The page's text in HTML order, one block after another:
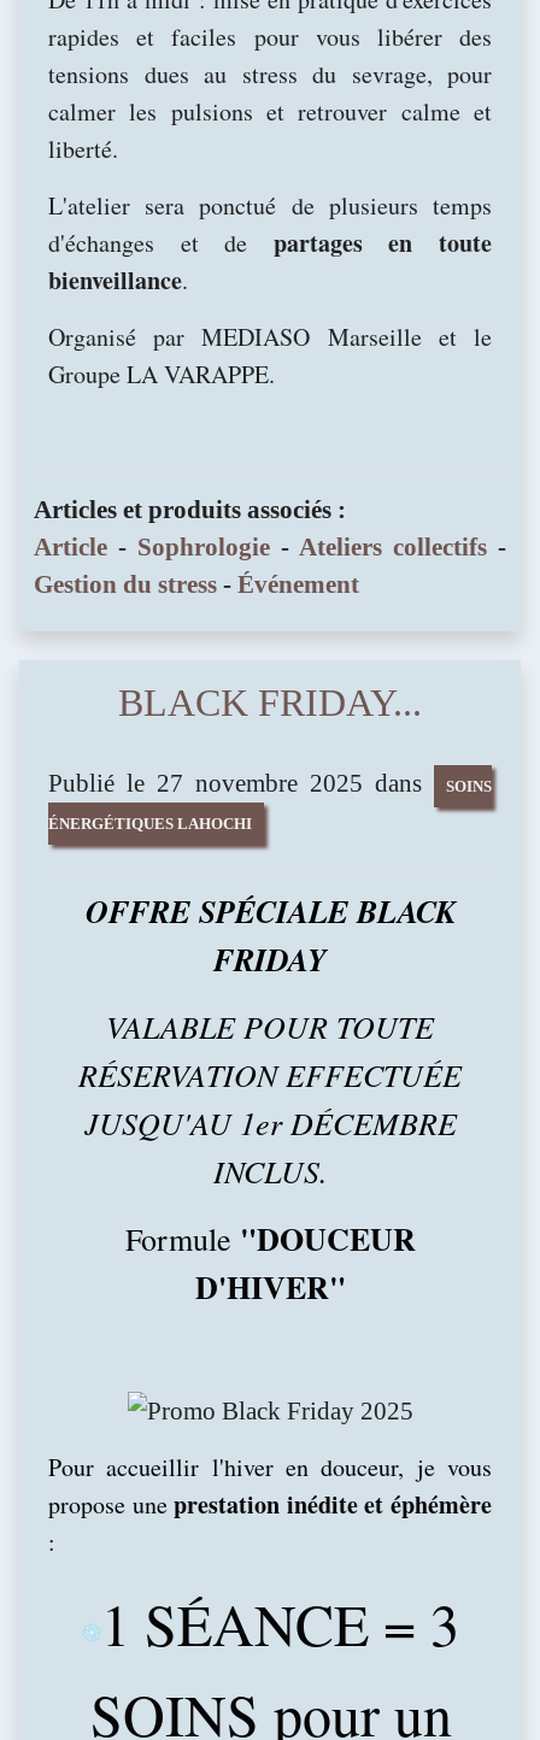
rapides et faciles pour vous libérer des
tensions dues au stress du sevrage, pour
calmer les pulsions et retrouver calme et
liberté.
L'atelier sera ponctué de plusieurs temps
d'échanges et de partages en toute
bienveillance.
Organisé par MEDIASO Marseille et le
Groupe LA VARAPPE.
Articles et produits associés :
Article - Sophrologie - Ateliers collectifs -
Gestion du stress - Événement
BLACK FRIDAY...
Publié le 27 novembre 2025 dans SOINS
ÉNERGÉTIQUES LAHOCHI
OFFRE SPÉCIALE BLACK
FRIDAY
VALABLE POUR TOUTE
RÉSERVATION EFFECTUÉE
JUSQU'AU 1er DÉCEMBRE
INCLUS.
Formule "DOUCEUR
D'HIVER"
Pour accueillir l'hiver en douceur, je vous
propose uneprestation inédite et éphémère
:
1 SÉANCE = 3
SOINS pour un